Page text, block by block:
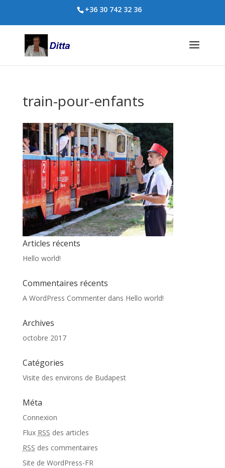
+36 30 742 32 36
train-pour-enfants
Articles récents
Hello world!
Commentaires récents
A WordPress Commenterdans Hello world!
Archives
octobre 2017
Catégories
Visite des environs de Budapest
Méta
Connexion
Flux RSS des articles
RSS des commentaires
Site de WordPress-FR